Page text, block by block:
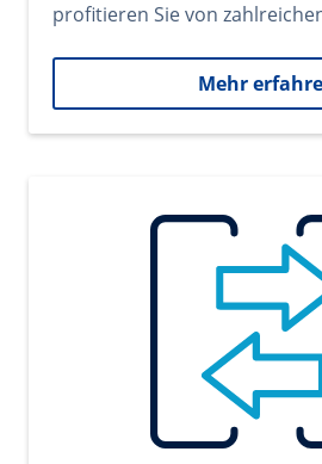
profitieren Sie von
Mehr